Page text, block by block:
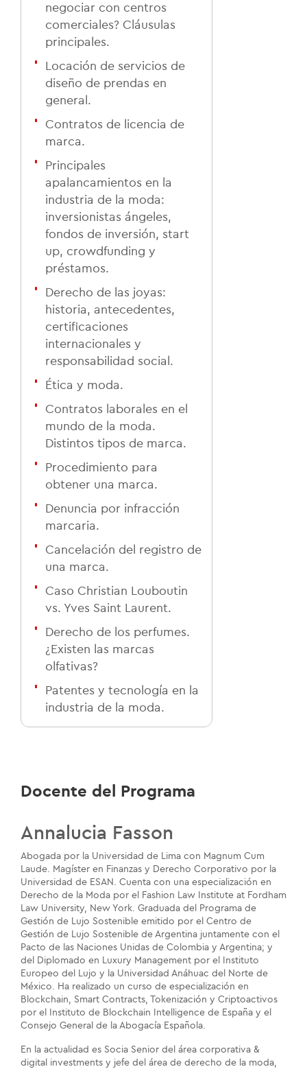
negociar con centros
comerciales? Cláusulas
principales.
Locación de servicios de
diseño de prendas en
general.
Contratos de licencia de
marca.
Principales
apalancamientos en la
industria de la moda:
inversionistas ángeles,
fondos de inversión, start
up, crowdfunding y
préstamos.
Derecho de las joyas:
historia, antecedentes,
certificaciones
internacionales y
responsabilidad social.
Ética y moda.
Contratos laborales en el
mundo de la moda.
Distintos tipos de marca.
Procedimiento para
obtener una marca.
Denuncia por infracción
marcaria.
Cancelación del registro de
una marca.
Caso Christian Louboutin
vs. Yves Saint Laurent.
Derecho de los perfumes.
¿Existen las marcas
olfativas?
Patentes y tecnología en la
industria de la moda.
Docente del Programa
Annalucia Fasson
Abogada por la Universidad de Lima con Magnum Cum
Laude. Magíster en Finanzas y Derecho Corporativo por la
Universidad de ESAN. Cuenta con una especialización en
Derecho de la Moda por el Fashion Law Institute at Fordham
Law University, New York. Graduada del Programa de
Gestión de Lujo Sostenible emitido por el Centro de
Gestión de Lujo Sostenible de Argentina juntamente con el
Pacto de las Naciones Unidas de Colombia y Argentina; y
del Diplomado en Luxury Management por el Instituto
Europeo del Lujo y la Universidad Anáhuac del Norte de
México. Ha realizado un curso de especialización en
Blockchain, Smart Contracts, Tokenización y Criptoactivos
por el Instituto de Blockchain Intelligence de España y el
Consejo General de la Abogacía Española.
En la actualidad es Socia Senior del área corporativa &
digital investments y jefe del área de derecho de la moda,